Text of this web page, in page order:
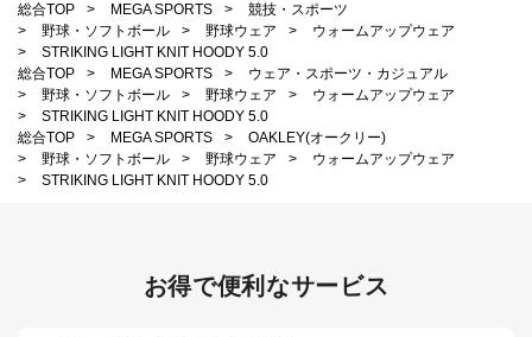
総合TOP > MEGA SPORTS >
競技・スポーツ
>
野球・ソフトボール > 野球ウェア >
ウォームアップウェア
>
STRIKING LIGHT KNIT HOODY 5.0
総合TOP
> MEGA SPORTS >
ウェア・スポーツ・カジュアル
>
野球・ソフトボール > 野球ウェア >
ウォームアップウェア
>
STRIKING LIGHT KNIT HOODY 5.0
総合TOP
> MEGA SPORTS >
OAKLEY(オークリー)
>
野球・ソフトボール > 野球ウェア >
ウォームアップウェア
>
STRIKING LIGHT KNIT HOODY 5.0
お得で便利なサービス